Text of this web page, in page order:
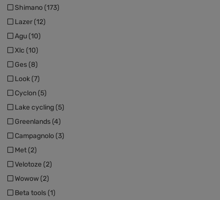
Shimano (173)
Lazer (12)
Agu (10)
Xlc (10)
Ges (8)
Look (7)
Cyclon (5)
Lake cycling (5)
Greenlands (4)
Campagnolo (3)
Met (2)
Velotoze (2)
Wowow (2)
Beta tools (1)